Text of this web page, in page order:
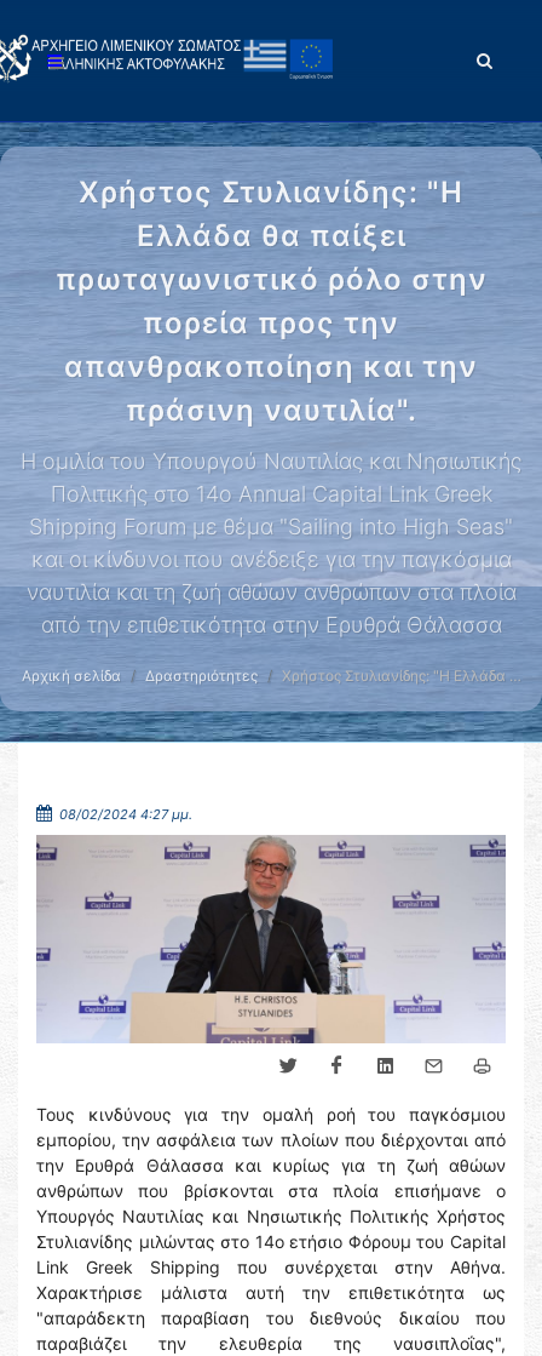
Χρήστος Στυλιανίδης: "Η
Ελλάδα θα παίξει
πρωταγωνιστικό ρόλο στην
πορεία προς την
απανθρακοποίηση και την
πράσινη ναυτιλία".
Η ομιλία του Υπουργού Ναυτιλίας και Νησιωτικής
Πολιτικής στο 14ο Annual Capital Link Greek
Shipping Forum με θέμα "Sailing into High Seas"
και οι κίνδυνοι που ανέδειξε για την παγκόσμια
ναυτιλία και τη ζωή αθώων ανθρώπων στα πλοία
από την επιθετικότητα στην Ερυθρά Θάλασσα
Αρχική σελίδα Δραστηριότητες Χρήστος Στυλιανίδης: "Η Ελλάδα …
08/02/2024 4:27 μμ.
Τους κινδύνους για την ομαλή ροή του παγκόσμιου
εμπορίου, την ασφάλεια των πλοίων που διέρχονται από
την Ερυθρά Θάλασσα και κυρίως για τη ζωή αθώων
ανθρώπων που βρίσκονται στα πλοία επισήμανε ο
Υπουργός Ναυτιλίας και Νησιωτικής Πολιτικής Χρήστος
Στυλιανίδης μιλώντας στο 14ο ετήσιο Φόρουμ του Capital
Link Greek Shipping που συνέρχεται στην Αθήνα.
Χαρακτήρισε μάλιστα αυτή την επιθετικότητα ως
"απαράδεκτη παραβίαση του διεθνούς δικαίου που
παραβιάζει την ελευθερία της ναυσιπλοΐας",